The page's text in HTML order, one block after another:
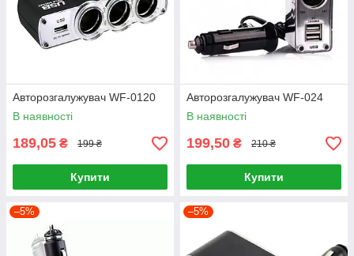
Авторозгалужувач WF-0120
В наявності
189,05 ₴ 199 ₴
Купити
Авторозгалужувач WF-024
В наявності
199,50 ₴ 210 ₴
Купити
–5% –5%